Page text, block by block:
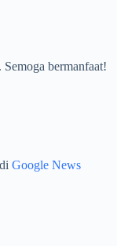
bermanfaat!
Google News